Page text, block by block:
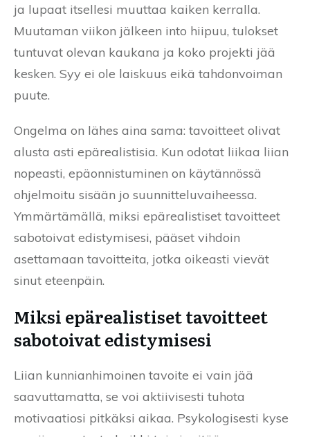
ja lupaat itsellesi muuttaa kaiken kerralla.
Muutaman viikon jälkeen into hiipuu, tulokset
tuntuvat olevan kaukana ja koko projekti jää
kesken. Syy ei ole laiskuus eikä tahdonvoiman
puute.
Ongelma on lähes aina sama: tavoitteet olivat
alusta asti epärealistisia. Kun odotat liikaa liian
nopeasti, epäonnistuminen on käytännössä
ohjelmoitu sisään jo suunnitteluvaiheessa.
Ymmärtämällä, miksi epärealistiset tavoitteet
sabotoivat edistymisesi, pääset vihdoin
asettamaan tavoitteita, jotka oikeasti vievät
sinut eteenpäin.
Miksi epärealistiset tavoitteet
sabotoivat edistymisesi
Liian kunnianhimoinen tavoite ei vain jää
saavuttamatta, se voi aktiivisesti tuhota
motivaatiosi pitkäksi aikaa. Psykologisesti kyse